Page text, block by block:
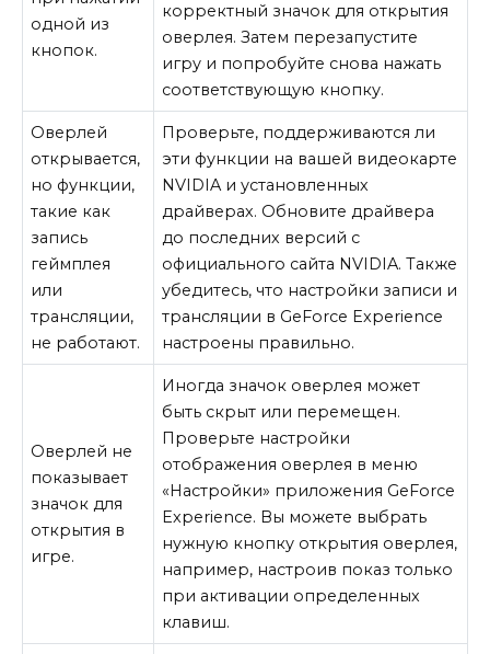
одной из
кнопок.
корректный значок для открытия
оверлея. Затем перезапустите
игру и попробуйте снова нажать
соответствующую кнопку.
Оверлей
открывается,
но функции,
такие как
запись
геймплея
или
трансляции,
не работают.
Проверьте, поддерживаются ли
эти функции на вашей видеокарте
NVIDIA и установленных
драйверах. Обновите драйвера
до последних версий с
официального сайта NVIDIA. Также
убедитесь, что настройки записи и
трансляции в GeForce Experience
настроены правильно.
Оверлей не
показывает
значок для
открытия в
игре.
Иногда значок оверлея может
быть скрыт или перемещен.
Проверьте настройки
отображения оверлея в меню
«Настройки» приложения GeForce
Experience. Вы можете выбрать
нужную кнопку открытия оверлея,
например, настроив показ только
при активации определенных
клавиш.